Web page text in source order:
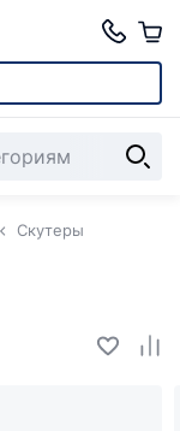
Скутеры